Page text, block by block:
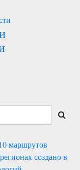
маршрутов
создано в